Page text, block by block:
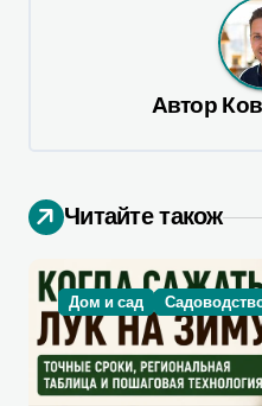
о
з
а
п
и
Автор
Читайте також
Дом и сад